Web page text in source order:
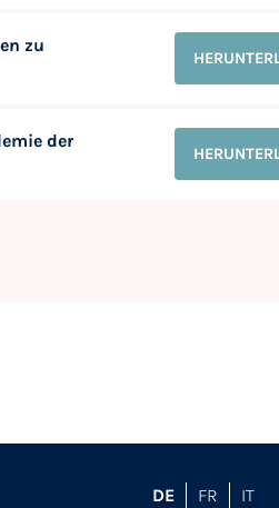
zu
der
DE FR IT